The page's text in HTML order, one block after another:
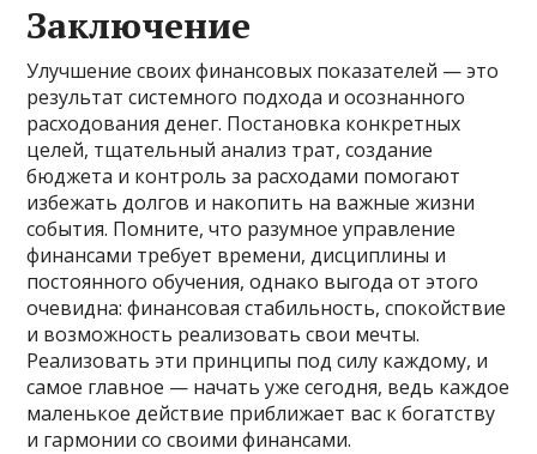
Заключение
Улучшение своих финансовых показателей — это
результат системного подхода и осознанного
расходования денег. Постановка конкретных
целей, тщательный анализ трат, создание
бюджета и контроль за расходами помогают
избежать долгов и накопить на важные жизни
события. Помните, что разумное управление
финансами требует времени, дисциплины и
постоянного обучения, однако выгода от этого
очевидна: финансовая стабильность, спокойствие
и возможность реализовать свои мечты.
Реализовать эти принципы под силу каждому, и
самое главное — начать уже сегодня, ведь каждое
маленькое действие приближает вас к богатству
и гармонии со своими финансами.